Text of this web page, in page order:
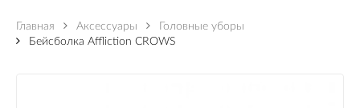
Главная Аксессуары
Головные уборы
Бейсболка Affliction CROWS